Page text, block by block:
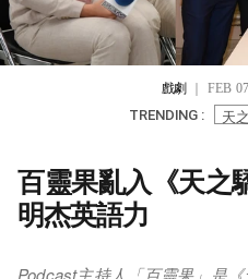
戲劇 ｜ FEB
TRENDING : 天
百靈果亂入《天之
明杰英語力
Podcast主持人「百靈果」是